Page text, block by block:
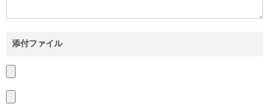
添付ファイル